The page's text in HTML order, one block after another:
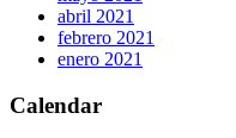
abril 2021
febrero 2021
enero 2021
Calendar